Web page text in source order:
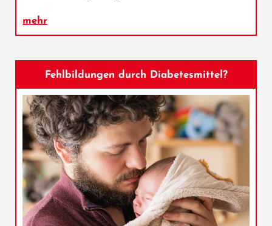
mehr
Fehlbildungen durch Diabetesmittel?